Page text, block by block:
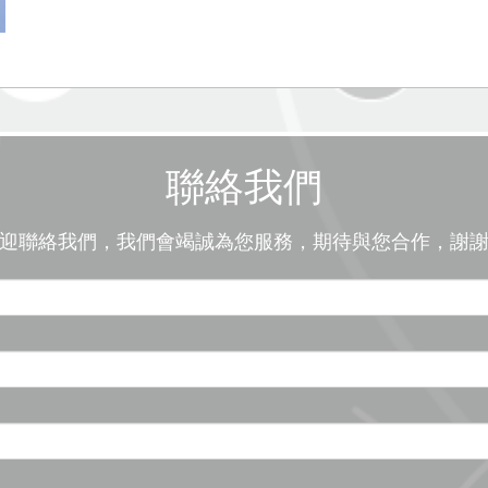
聯絡我們
聯絡我們，我們會竭誠為您服務，期待與您合作，謝